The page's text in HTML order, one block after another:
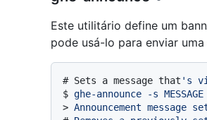
Este utilitário define um
pode usá-lo para enviar
# Sets a message that 's
$ ghe-announce -s MESSAGE
> Announcement message